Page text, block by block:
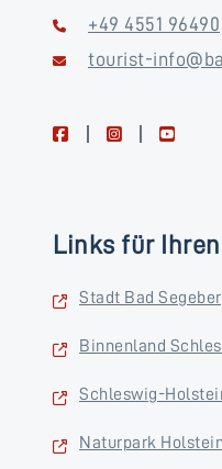
+49 4551 96490
tourist-
facebookinstagram
Links für
Stadt Bad
Binnenland
Schleswig-
Naturpark